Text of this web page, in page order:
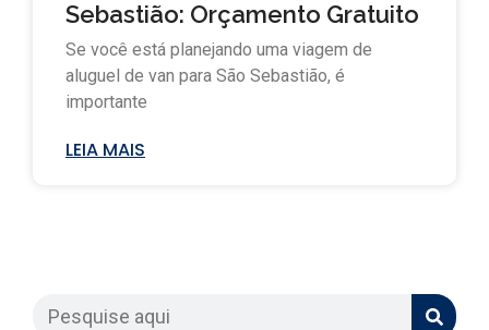
Sebastião: Orçamento Gratuito
Se você está planejando uma viagem de
aluguel de van para São Sebastião, é
importante
LEIA MAIS